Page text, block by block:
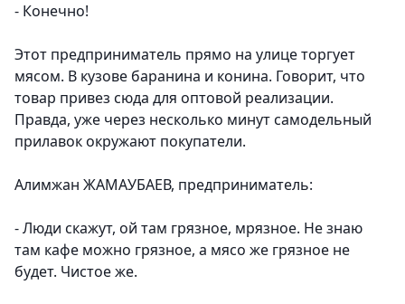
- Конечно!
Этот предприниматель прямо на улице торгует
мясом. В кузове баранина и конина. Говорит, что
товар привез сюда для оптовой реализации.
Правда, уже через несколько минут самодельный
прилавок окружают покупатели.
Алимжан ЖАМАУБАЕВ, предприниматель:
- Люди скажут, ой там грязное, мрязное. Не знаю
там кафе можно грязное, а мясо же грязное не
будет. Чистое же.